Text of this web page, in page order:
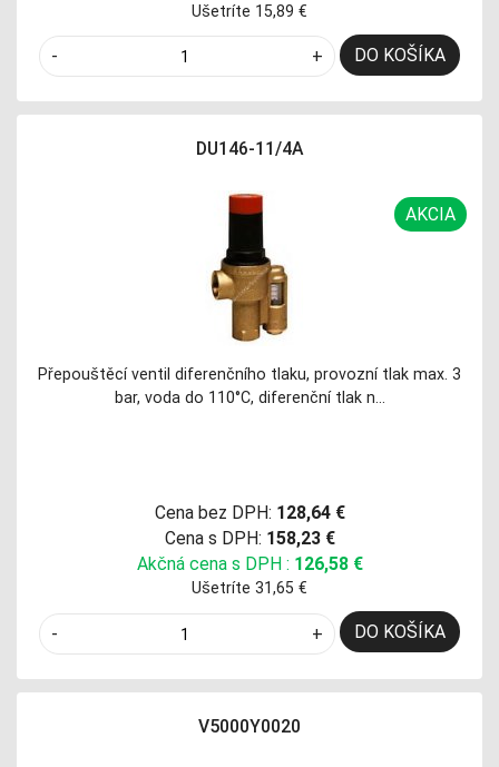
Ušetríte 15,89 €
- + DO KOŠÍKA
AKCIA
DU146-11/4A
Přepouštěcí ventil diferenčního tlaku, provozní tlak max. 3
bar, voda do 110°C, diferenční tlak n…
Cena bez DPH: 128,64 €
Cena s DPH: 158,23 €
Akčná cena s DPH : 126,58 €
Ušetríte 31,65 €
- + DO KOŠÍKA
V5000Y0020